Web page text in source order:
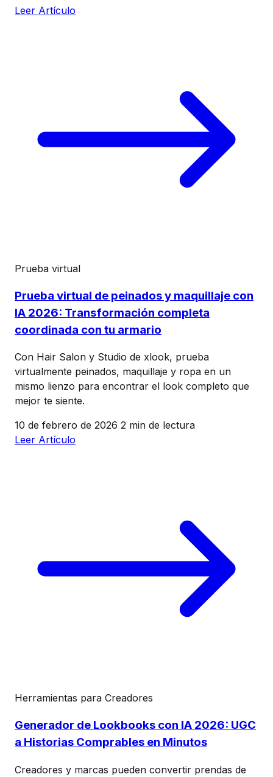
Leer Artículo
Prueba virtual
Prueba virtual de peinados y maquillaje con
IA 2026: Transformación completa
coordinada con tu armario
Con Hair Salon y Studio de xlook, prueba
virtualmente peinados, maquillaje y ropa en un
mismo lienzo para encontrar el look completo que
mejor te siente.
10 de febrero de 2026 2 min de lectura
Leer Artículo
Herramientas para Creadores
Generador de Lookbooks con IA 2026: UGC
a Historias Comprables en Minutos
Creadores y marcas pueden convertir prendas de